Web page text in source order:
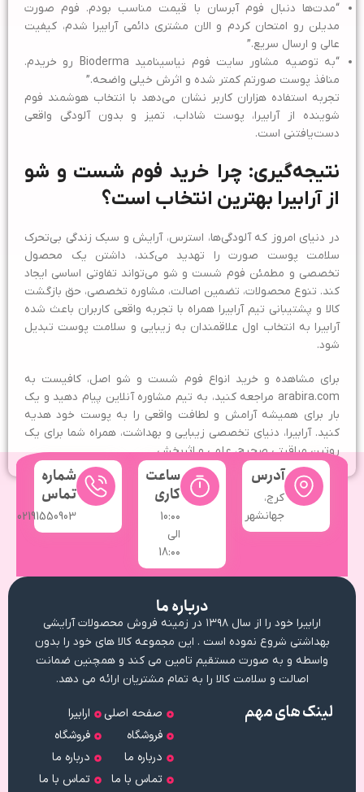
“مدت‌ها دنبال فوم آبرسان با قیمت مناسب بودم. فوم صورت
مدیلن رو امتحان کردم و الان مشتری دائمی آرابیرا شدم، کیفیت
عالی و ارسال سریع.”
“به توصیه مشاور سایت فوم نیاسینامید Bioderma رو خریدم.
منافذ پوست صورتم کمتر شده و اثرش خیلی واضحه.”
تجربه استفاده هزاران کاربر نشان می‌دهد با انتخاب هوشمند فوم
شوینده از آرابیرا، پوست شاداب، تمیز و بدون آلودگی واقعی
دست‌یافتنی است.
نتیجه‌گیری: چرا خرید فوم شست و شو
از آرابیرا بهترین انتخاب است؟
در دنیای امروز که آلودگی‌ها، استرس، آرایش و سبک زندگی بی‌تحرک
سلامت پوست صورت را تهدید می‌کند، داشتن یک محصول
تخصصی و مطمئن فوم شست و شو می‌تواند تفاوتی اساسی ایجاد
کند. تنوع محصولات، تضمین اصالت، مشاوره تخصصی، حق بازگشت
کالا و پشتیبانی تیم آرابیرا همراه با تجربه واقعی کاربران باعث شده
آرابیرا به انتخاب اول علاقمندان به زیبایی و سلامت پوست تبدیل
شود.
برای مشاهده و خرید انواع فوم شست و شو اصل، کافیست به
arabira.com مراجعه کنید، به تیم مشاوره آنلاین پیام دهید و یک
بار برای همیشه آرامش و لطافت واقعی را به پوست خود هدیه
کنید. آرابیرا، دنیای تخصصی زیبایی و بهداشت، همراه شما برای یک
روتین مراقبتی صحیح، علمی و اثربخش.
آدرس
کرج،
جهانشهر
ساعت
کاری
10:۰۰
الی
18:۰۰
شماره
تماس
02191550903
لینک های مهم
صفحه اصلی
فروشگاه
درباره ما
تماس با ما
ارابیرا
فروشگاه
درباره ما
تماس با ما
درباره ما
ارابیرا خود را از سال ۱۳۹۸ در زمینه فروش محصولات آرایشی
بهداشتی شروع نموده است . این مجموعه کالا های خود را بدون
واسطه و به صورت مستقیم تامین می کند و همچنین ضمانت
اصالت و سلامت کالا را به تمام مشتریان ارائه می دهد.